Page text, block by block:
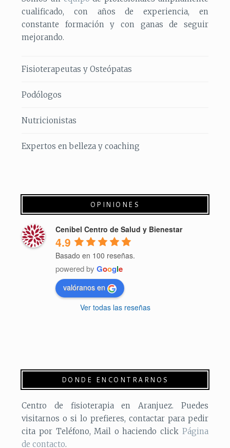
cualificado, con años de experiencia, en
constante formación y con ganas de seguir
mejorando.
Fisioterapeutas y Osteópatas
Podólogos
Nutricionistas
Expertos en belleza y coaching
OPINIONES
Cenibel Centro de Salud y Bienestar
4.9
Basado en 100 reseñas.
powered byGoogle
valóranos en
Ver todas las reseñas
DONDE ENCONTRARNOS
Centro de fisioterapia en Aranjuez. Puedes
visitarnos o si lo prefieres, contactar para pedir
cita por Teléfono, Mail o haciendo click Página
de contacto.